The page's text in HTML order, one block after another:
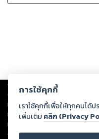
-เรียนรู้วิธีการดูแลสุขภาพ
-โรคทำตัวเองคืออะไร เหตุ
แถม : รู้หลบเป็นปีก รู้หลีก…
Copyright © 2026
ต่อผลงานหรือเนื้อหาใดที่อัปโหลดผ่
ทรัพย์สินทางปัญญาของบุคคลอื่นห
ทุกท่านโปรดใช้วิจารณญาณในการ
หนึ่งส่วนใดขัดต่อกฎหมายและศีลธ
ดำเนินการในทันที ทั้งนี้ ทางสตอ
การใช้คุกกี้
เราใช้คุกกี้เพื่อให้ทุกคนได้
เพิ่มเติม คลิก (Privacy